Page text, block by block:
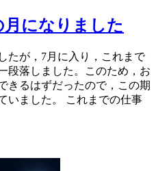
になりました
たが，7月に入り，これまで
段落しました。このため，お
きるはずだったので，この期
いました。 これまでの仕事